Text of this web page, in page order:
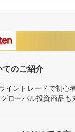
てのご紹介
イントレードで初
ローバル投資商品も